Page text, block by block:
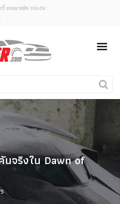
ารแจ้งเตือน
ตือนข่าวสารเมื่อมีการอัพเดต
รือไม่?
รถคลาสสิค รถแต่ง
รถใหม่
คนรักรถ
รถแต่ง
งานแสดงรถ
Car In The Movie
สเปคราคา รถยนต์
จริงใน Dawn of